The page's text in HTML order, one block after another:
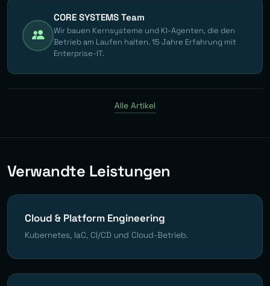
CORE SYSTEMS Team
Wir bauen Kernsysteme und KI-Agenten, die den
Betrieb am Laufen halten. 15 Jahre Erfahrung mit
Enterprise-IT.
Alle Artikel
Verwandte Leistungen
Cloud & Platform Engineering
Kubernetes, IaC, CI/CD und Cloud-Betrieb.